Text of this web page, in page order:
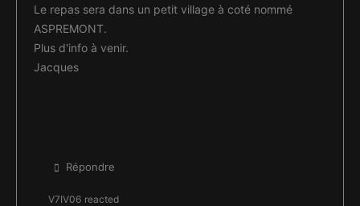
Le repas sera dans un petit village à coté nommé
ASPREMONT.
Plus d'info à venir.
Jacques
Répondre
V7IV06 reacted